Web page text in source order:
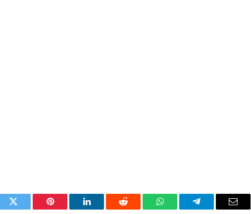
Twitter Pinterest LinkedIn Reddit WhatsAppTelegram Email